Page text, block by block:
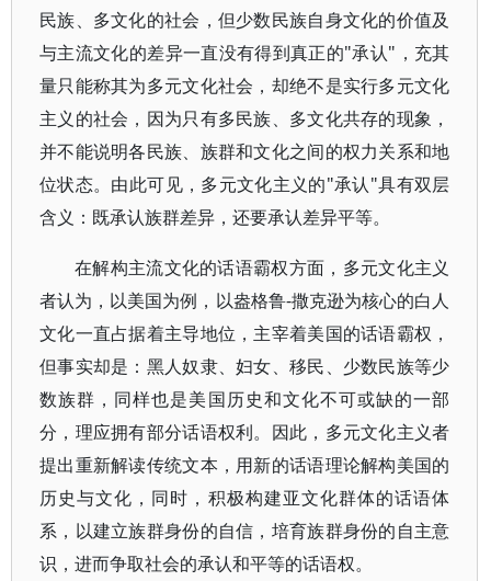
民族、多文化的社会，但少数民族自身文化的价值及
与主流文化的差异一直没有得到真正的"承认"，充其
量只能称其为多元文化社会，却绝不是实行多元文化
主义的社会，因为只有多民族、多文化共存的现象，
并不能说明各民族、族群和文化之间的权力关系和地
位状态。由此可见，多元文化主义的"承认"具有双层
含义：既承认族群差异，还要承认差异平等。
在解构主流文化的话语霸权方面，多元文化主义
者认为，以美国为例，以盎格鲁-撒克逊为核心的白人
文化一直占据着主导地位，主宰着美国的话语霸权，
但事实却是：黑人奴隶、妇女、移民、少数民族等少
数族群，同样也是美国历史和文化不可或缺的一部
分，理应拥有部分话语权利。因此，多元文化主义者
提出重新解读传统文本，用新的话语理论解构美国的
历史与文化，同时，积极构建亚文化群体的话语体
系，以建立族群身份的自信，培育族群身份的自主意
识，进而争取社会的承认和平等的话语权。